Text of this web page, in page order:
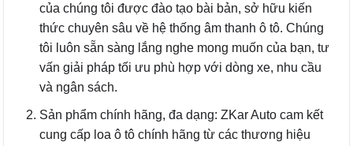
của chúng tôi được đào tạo bài bản, sở hữu kiến
thức chuyên sâu về hệ thống âm thanh ô tô. Chúng
tôi luôn sẵn sàng lắng nghe mong muốn của bạn, tư
vấn giải pháp tối ưu phù hợp với dòng xe, nhu cầu
và ngân sách.
Sản phẩm chính hãng, đa dạng: ZKar Auto cam kết
cung cấp loa ô tô chính hãng từ các thương hiệu